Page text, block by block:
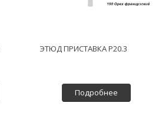
ЭТЮД ПРИСТАВКА P20.3
Подробнее